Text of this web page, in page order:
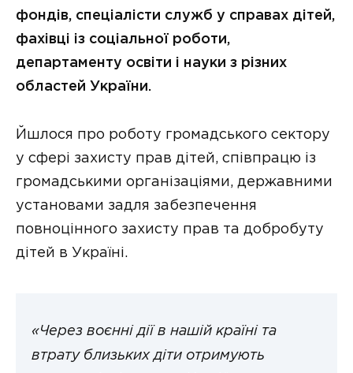
фондів, спеціалісти служб у справах дітей,
фахівці із соціальної роботи,
департаменту освіти і науки з різних
областей України.
Йшлося про роботу громадського сектору
у сфері захисту прав дітей, співпрацю із
громадськими організаціями, державними
установами задля забезпечення
повноцінного захисту прав та добробуту
дітей в Україні.
«Через воєнні дії в нашій країні та
втрату близьких діти отримують